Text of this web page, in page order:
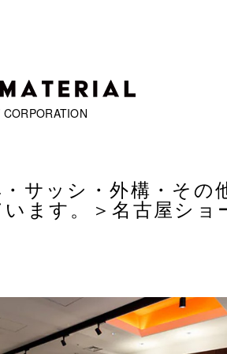
サッシ・外構・その
ます。 ＞名古屋ショ